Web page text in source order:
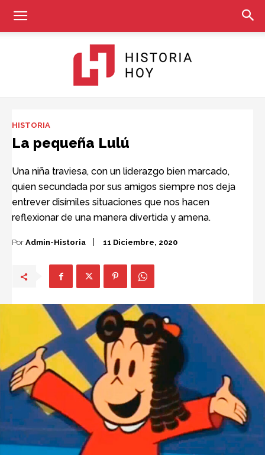
Hoy
HISTORIA
La pequeña Lulú
Una niña traviesa, con un liderazgo bien marcado,
quien secundada por sus amigos siempre nos deja
entrever disímiles situaciones que nos hacen
reflexionar de una manera divertida y amena.
Por Admin-Historia 11 Diciembre, 2020